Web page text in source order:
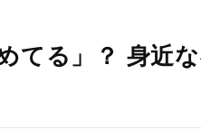
てる」？ 身近